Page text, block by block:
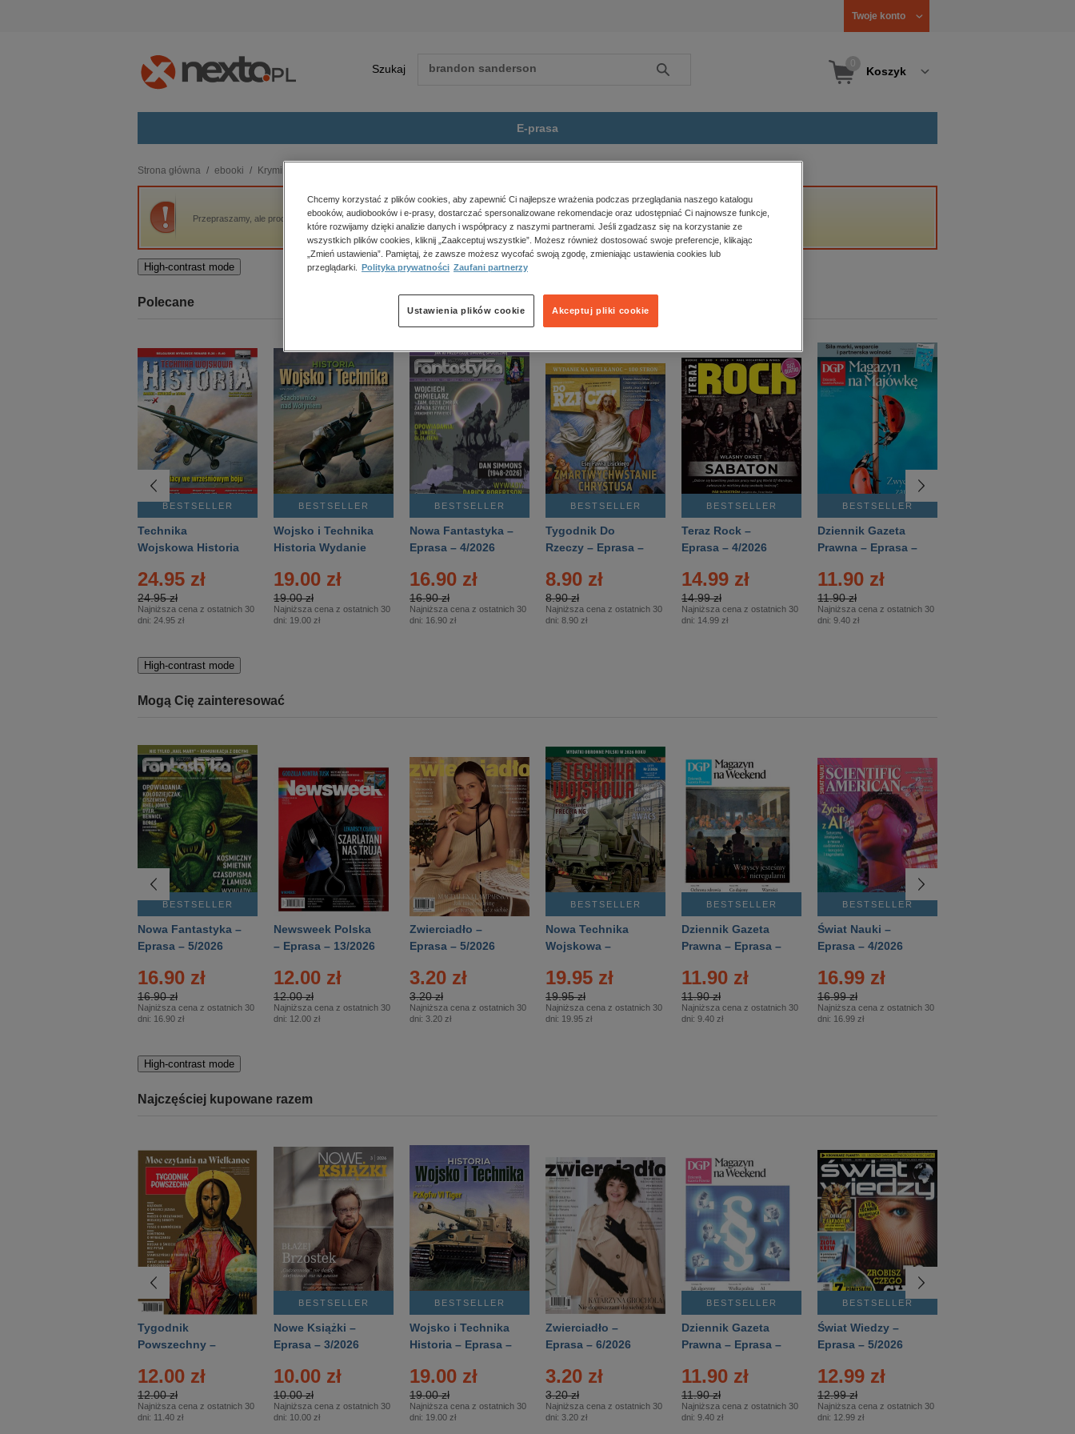
Twoje konto
Szukaj Szukaj Koszyk
E-prasa
budownictwo, aranżacja wnętrz
biznesowe, branżowe, gospodarka
darmowe wydania
edukacja
kobiece, lifestyle, kultura
polityka, społeczno-informacyjne
psychologiczne
inne
popularno-naukowe
historia
zdrowie
religie
Strona główna ebooki Kryminał, sensacja, thriller
Przepraszamy, ale produkt „Na własną rękę” nie jest dostępny.
High-contrast mode
Polecane
BESTSELLER
Technika
Wojskowa Historia
24.95 zł
24.95 zł
Najniższa cena z ostatnich 30
dni: 24.95 zł
BESTSELLER
Wojsko i Technika
Historia Wydanie
– 2/2026
19.00 zł
19.00 zł
Najniższa cena z ostatnich 30
dni: 19.00 zł
BESTSELLER
Nowa Fantastyka –
Eprasa – 4/2026
16.90 zł
16.90 zł
Najniższa cena z ostatnich 30
dni: 16.90 zł
BESTSELLER
Tygodnik Do
Rzeczy – Eprasa –
8.90 zł
8.90 zł
Najniższa cena z ostatnich 30
dni: 8.90 zł
BESTSELLER
Teraz Rock –
Eprasa – 4/2026
14.99 zł
14.99 zł
Najniższa cena z ostatnich 30
dni: 14.99 zł
BESTSELLER
Dziennik Gazeta
Prawna – Eprasa –
11.90 zł
11.90 zł
Najniższa cena z ostatnich 30
dni: 9.40 zł
High-contrast mode
Mogą Cię zainteresować
BESTSELLER
Nowa Fantastyka –
Eprasa – 5/2026
16.90 zł
16.90 zł
Najniższa cena z ostatnich 30
dni: 16.90 zł
Newsweek Polska
– Eprasa – 13/2026
12.00 zł
12.00 zł
Najniższa cena z ostatnich 30
dni: 12.00 zł
Zwierciadło –
Eprasa – 5/2026
3.20 zł
3.20 zł
Najniższa cena z ostatnich 30
dni: 3.20 zł
BESTSELLER
Nowa Technika
Wojskowa –
19.95 zł
19.95 zł
Najniższa cena z ostatnich 30
dni: 19.95 zł
BESTSELLER
Dziennik Gazeta
Prawna – Eprasa –
11.90 zł
11.90 zł
Najniższa cena z ostatnich 30
dni: 9.40 zł
BESTSELLER
Świat Nauki –
Eprasa – 4/2026
16.99 zł
16.99 zł
Najniższa cena z ostatnich 30
dni: 16.99 zł
High-contrast mode
Najczęściej kupowane razem
Tygodnik
Powszechny –
12.00 zł
12.00 zł
Najniższa cena z ostatnich 30
dni: 11.40 zł
BESTSELLER
Nowe Książki –
Eprasa – 3/2026
10.00 zł
10.00 zł
Najniższa cena z ostatnich 30
dni: 10.00 zł
BESTSELLER
Wojsko i Technika
Historia – Eprasa –
19.00 zł
19.00 zł
Najniższa cena z ostatnich 30
dni: 19.00 zł
Zwierciadło –
Eprasa – 6/2026
3.20 zł
3.20 zł
Najniższa cena z ostatnich 30
dni: 3.20 zł
BESTSELLER
Dziennik Gazeta
Prawna – Eprasa –
11.90 zł
11.90 zł
Najniższa cena z ostatnich 30
dni: 9.40 zł
BESTSELLER
Świat Wiedzy –
Eprasa – 5/2026
12.99 zł
12.99 zł
Najniższa cena z ostatnich 30
dni: 12.99 zł
Chcemy korzystać z plików cookies, aby zapewnić Ci najlepsze wrażenia podczas przeglądania naszego katalogu
ebooków, audiobooków i e-prasy, dostarczać spersonalizowane rekomendacje oraz udostępniać Ci najnowsze funkcje,
które rozwijamy dzięki analizie danych i współpracy z naszymi partnerami. Jeśli zgadzasz się na korzystanie ze
wszystkich plików cookies, kliknij „Zaakceptuj wszystkie”. Możesz również dostosować swoje preferencje, klikając
„Zmień ustawienia”. Pamiętaj, że zawsze możesz wycofać swoją zgodę, zmieniając ustawienia cookies lub
przeglądarki.
Polityka prywatności Zaufani partnerzy
Akceptuj pliki cookie
Ustawienia plików cookie